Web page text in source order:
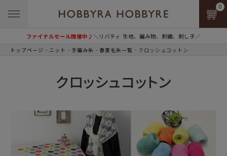
ファイナルセール開催中♪＼リバティ 生地、編み物、刺繍、刺し子／
0
トップページ ニット 手編み糸 春夏毛糸一覧 クロッシュコットン
クロッシュコットン